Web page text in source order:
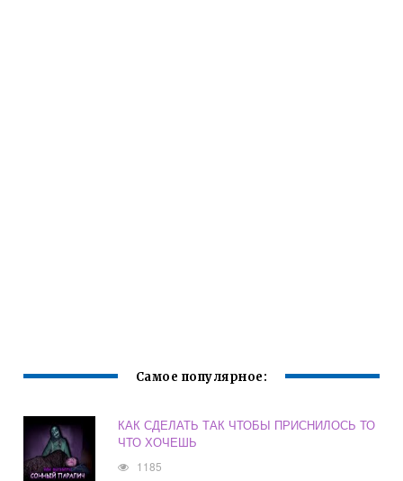
Самое популярное:
КАК СДЕЛАТЬ ТАК ЧТОБЫ ПРИСНИЛОСЬ ТО
ЧТО ХОЧЕШЬ
1185